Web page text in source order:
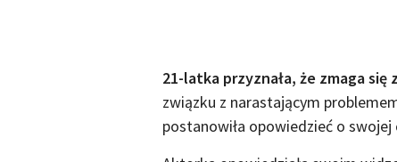
21-latka przyznała, że zmaga się
związku z narastającym
postanowiła opowiedzieć o